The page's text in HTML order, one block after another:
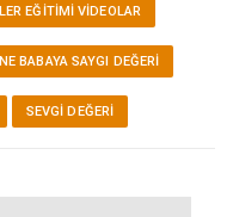
EĞITIMI VİDEOLAR
BABAYA SAYGI DEĞERI
SEVGI DEĞERI